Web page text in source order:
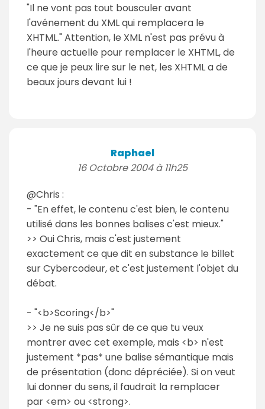
"Il ne vont pas tout bousculer avant
l'avénement du XML qui remplacera le
XHTML." Attention, le XML n'est pas prévu à
l'heure actuelle pour remplacer le XHTML, de
ce que je peux lire sur le net, les XHTML a de
beaux jours devant lui !
Raphael
16 Octobre 2004 à 11h25
@Chris :
- "En effet, le contenu c'est bien, le contenu
utilisé dans les bonnes balises c'est mieux."
>> Oui Chris, mais c'est justement
exactement ce que dit en substance le billet
sur Cybercodeur, et c'est justement l'objet du
débat.
- "<b>Scoring</b>"
>> Je ne suis pas sûr de ce que tu veux
montrer avec cet exemple, mais <b> n'est
justement *pas* une balise sémantique mais
de présentation (donc dépréciée). Si on veut
lui donner du sens, il faudrait la remplacer
par <em> ou <strong>.